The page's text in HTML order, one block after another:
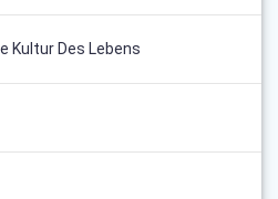
Kultur Des Lebens